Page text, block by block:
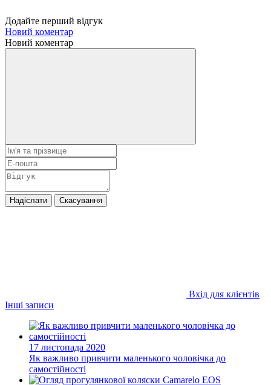
Додайте перший відгук
Новий коментар
Новий коментар
Надіслати Скасування
Вхід для клієнтів
Інші записи
17 листопада 2020
Як важливо привчити маленького чоловічка до
самостійності